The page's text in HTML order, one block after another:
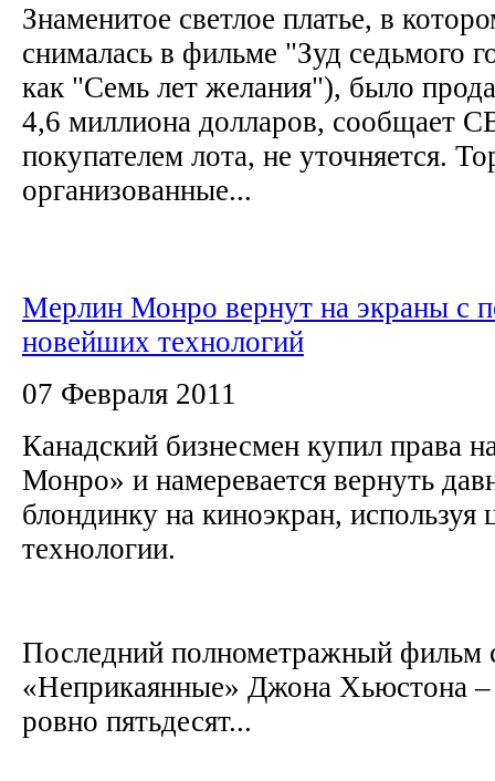
Знаменитое светлое платье, в
снималась в фильме "Зуд седьмого
как "Семь лет желания"), было
4,6 миллиона долларов, сообщает
покупателем лота, не уточняется.
организованные...
Мерлин Монро вернут на экраны с
новейших технологий
07 Февраля 2011
Канадский бизнесмен купил права
Монро» и намеревается вернуть
блондинку на киноэкран, используя
технологии.
Последний полнометражный
«Неприкаянные» Джона Хьюстона
ровно пятьдесят...